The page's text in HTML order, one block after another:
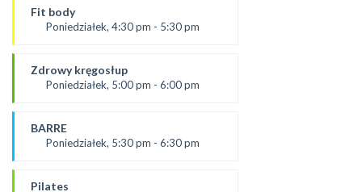
Aneta
SALA 1
Fit body
Poniedziałek, 4:30 pm - 5:30 pm
Justyna
*Zajęcia dla dorosłych i dzieci
Zdrowy kręgosłup
Poniedziałek, 5:00 pm - 6:00 pm
prowadząca:
Żaneta
BARRE
Poniedziałek, 5:30 pm - 6:30 pm
Aneta J.
Pilates